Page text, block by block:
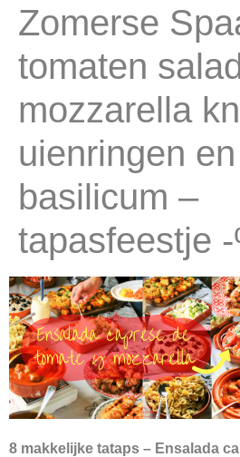
Zomerse
tomaten
mozzarella
uienringen en
basilicum –
tapasfeestje
8 makkelijke tataps – Ensalada